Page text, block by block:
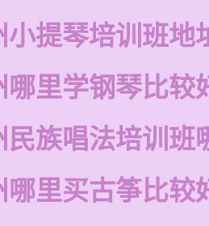
小提琴培训班地
哪里学钢琴比较
民族唱法培训班
哪里买古筝比较